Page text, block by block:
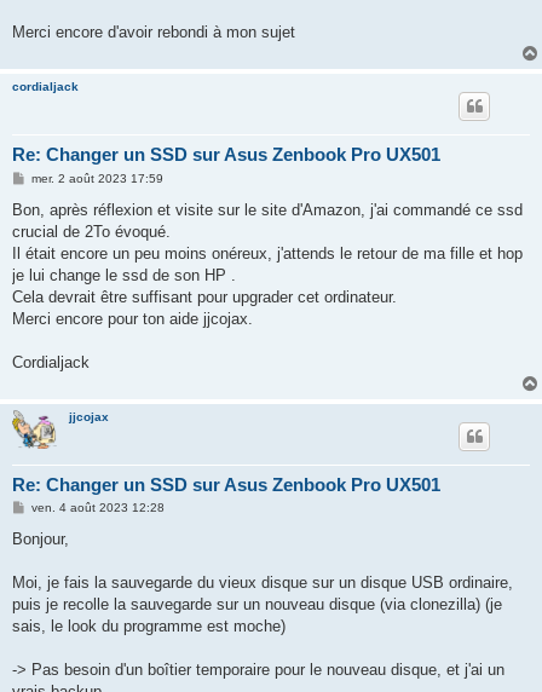
Merci encore d'avoir rebondi à mon sujet
cordialjack
Re: Changer un SSD sur Asus Zenbook Pro UX501
M
s
a
g
mer. 2 août 2023 17:59
Bon, après réflexion et visite sur le site d'Amazon, j'ai commandé ce ssd
crucial de 2To évoqué.
Il était encore un peu moins onéreux, j'attends le retour de ma fille et hop
je lui change le ssd de son HP .
Cela devrait être suffisant pour upgrader cet ordinateur.
Merci encore pour ton aide jjcojax.
Cordialjack
jjcojax
Re: Changer un SSD sur Asus Zenbook Pro UX501
M
s
g
ven. 4 août 2023 12:28
Bonjour,
Moi, je fais la sauvegarde du vieux disque sur un disque USB ordinaire,
puis je recolle la sauvegarde sur un nouveau disque (via clonezilla) (je
sais, le look du programme est moche)
-> Pas besoin d'un boîtier temporaire pour le nouveau disque, et j'ai un